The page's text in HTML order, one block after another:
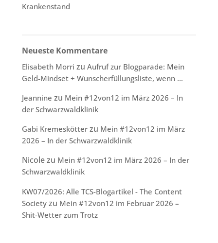
Krankenstand
Neueste Kommentare
Elisabeth Morri zu Aufruf zur Blogparade: Mein
Geld-Mindset + Wunscherfüllungsliste, wenn …
Jeannine zu Mein #12von12 im März 2026 – In
der Schwarzwaldklinik
Gabi Kremeskötterzu Mein #12von12 im März
2026 – In der Schwarzwaldklinik
Nicolezu Mein #12von12 im März 2026 – In der
Schwarzwaldklinik
KW07/2026: Alle TCS-Blogartikel - The Content
Societyzu Mein #12von12 im Februar 2026 –
Shit-Wetter zum Trotz